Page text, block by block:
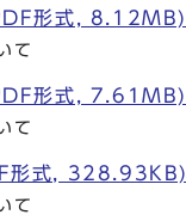
形式, 8.12MB)
て
形式, 7.61MB)
て
形式, 328.93KB)
て